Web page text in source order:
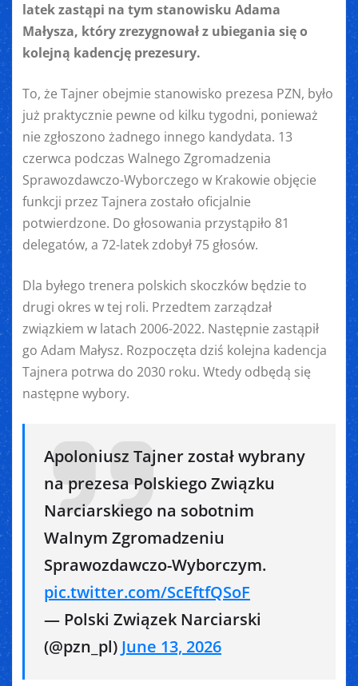
latek zastąpi na tym stanowisku Adama
Małysza, który zrezygnował z ubiegania się o
kolejną kadencję prezesury.
To, że Tajner obejmie stanowisko prezesa PZN, było
już praktycznie pewne od kilku tygodni, ponieważ
nie zgłoszono żadnego innego kandydata. 13
czerwca podczas Walnego Zgromadzenia
Sprawozdawczo-Wyborczego w Krakowie objęcie
funkcji przez Tajnera zostało oficjalnie
potwierdzone. Do głosowania przystąpiło 81
delegatów, a 72-latek zdobył 75 głosów.
Dla byłego trenera polskich skoczków będzie to
drugi okres w tej roli. Przedtem zarządzał
związkiem w latach 2006-2022. Następnie zastąpił
go Adam Małysz. Rozpoczęta dziś kolejna kadencja
Tajnera potrwa do 2030 roku. Wtedy odbędą się
następne wybory.
Apoloniusz Tajner został wybrany
na prezesa Polskiego Związku
Narciarskiego na sobotnim
Walnym Zgromadzeniu
Sprawozdawczo-Wyborczym.
pic.twitter.com/ScEftfQSoF
— Polski Związek Narciarski
(@pzn_pl) June 13, 2026